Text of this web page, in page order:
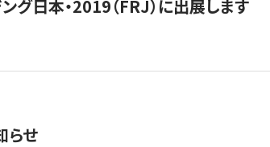
グ日本・2019（FRJ）に出展します
らせ